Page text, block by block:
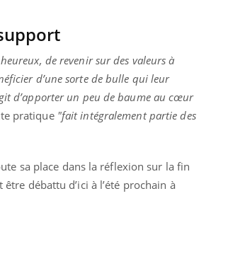
de revenir sur des valeurs à
d’une sorte de bulle qui leur
d’apporter un peu de baume au cœur
pratique "fait intégralement partie des
sa place dans la réflexion sur la fin
débattu d’ici à l’été prochain à